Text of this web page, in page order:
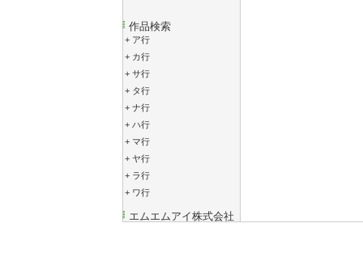
作品検索
+ ア行
+ カ行
+ サ行
+ タ行
+ ナ行
+ ハ行
+ マ行
+ ヤ行
+ ラ行
+ ワ行
エムエムアイ株式会社